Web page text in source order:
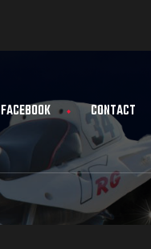
FACEBOOK CONTACT